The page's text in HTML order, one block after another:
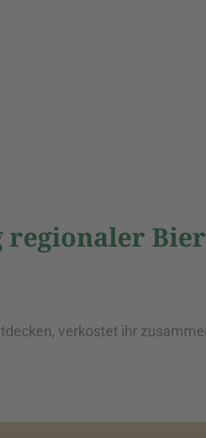
regionaler
verkostet ihr